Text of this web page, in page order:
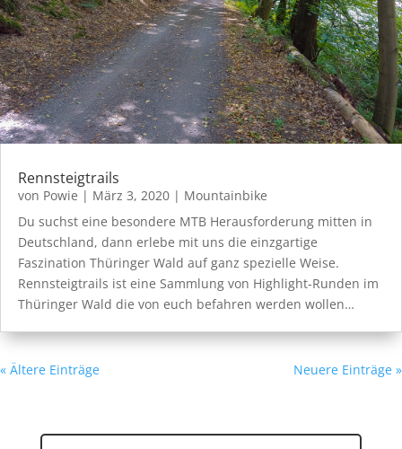
Rennsteigtrails
von Powie | März 3, 2020 | Mountainbike
Du suchst eine besondere MTB Herausforderung mitten in
Deutschland, dann erlebe mit uns die einzgartige
Faszination Thüringer Wald auf ganz spezielle Weise.
Rennsteigtrails ist eine Sammlung von Highlight-Runden im
Thüringer Wald die von euch befahren werden wollen…
« Ältere Einträge Neuere Einträge »